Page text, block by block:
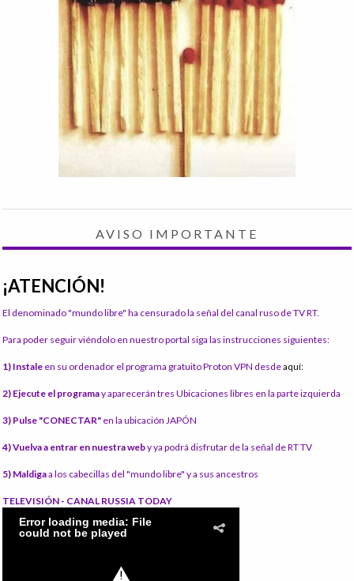
AVISO IMPORTANTE
¡ATENCIÓN!
El denominado "mundo libre" ha censurado la señal del canal ruso de TV RT.
Para poder seguir viéndolo en nuestro portal siga las instrucciones siguientes:
1) Instale en su ordenador el programa gratuito Proton VPN desdeaquí:
2) Ejecute el programay aparecerán tres Ubicaciones libres en la parte izquierda
3) Pulse "CONECTAR" en la ubicación JAPÓN
4) Vuelva a entrar en nuestra weby ya podrá disfrutar de la señal de RT TV
5) Maldigaa los cabecillas del "mundo libre" y a sus ancestros
TELEVISIÓN - CANAL RUSSIA TODAY